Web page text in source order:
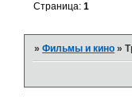
Страница:1
»Фильмы и кино »